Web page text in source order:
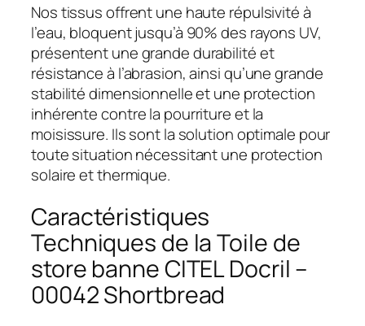
Nos tissus offrent une haute répulsivité à
l’eau, bloquent jusqu’à 90% des rayons UV,
présentent une grande durabilité et
résistance à l’abrasion, ainsi qu’une grande
stabilité dimensionnelle et une protection
inhérente contre la pourriture et la
moisissure. Ils sont la solution optimale pour
toute situation nécessitant une protection
solaire et thermique.
Caractéristiques
Techniques de la Toile de
store banne CITEL Docril –
00042 Shortbread